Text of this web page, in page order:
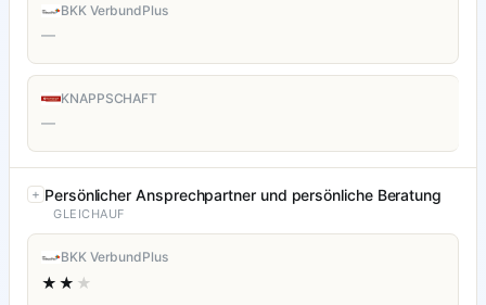
BKK VerbundPlus
—
KNAPPSCHAFT
—
Persönlicher Ansprechpartner und persönliche Beratung
GLEICHAUF
BKK VerbundPlus
★★ ★